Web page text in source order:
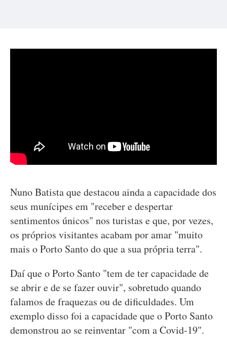
Nuno Batista que destacou ainda a capacidade dos
seus munícipes em "receber e despertar
sentimentos únicos" nos turistas e que, por vezes,
os próprios visitantes acabam por amar "muito
mais o Porto Santo do que a sua própria terra".
Daí que o Porto Santo "tem de ter capacidade de
se abrir e de se fazer ouvir", sobretudo quando
falamos de fraquezas ou de dificuldades. Um
exemplo disso foi a capacidade que o Porto Santo
demonstrou ao se reinventar "com a Covid-19".